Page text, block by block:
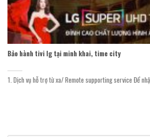
Bảo hành tivi lg tại minh khai, time city
1. Dịch vụ hỗ trợ từ xa/ Remote supporting service Để